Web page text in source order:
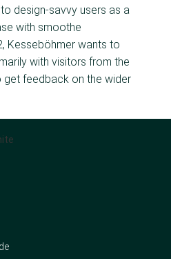
design-savvy users as a
with smoothe
Kesseböhmer wants to
with visitors from the
get feedback on the wider